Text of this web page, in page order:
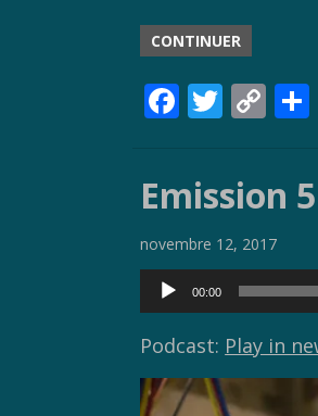
CONTINUER
F
e
b
o
o
k
T
itt
er
C
y
Li
n
k
Emission
novembre 12, 2017
Lecteur
audio
00:00
Podcast: Play in